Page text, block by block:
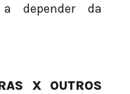
depender da
X OUTROS